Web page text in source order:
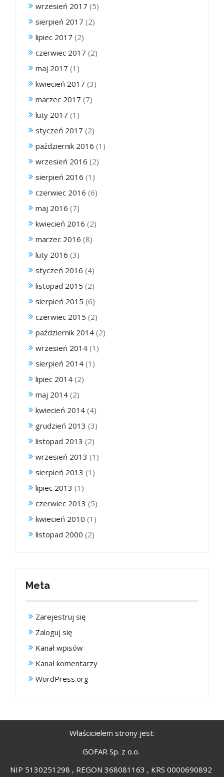
wrzesień 2017 (5)
sierpień 2017 (2)
lipiec 2017 (2)
czerwiec 2017 (2)
maj 2017 (1)
kwiecień 2017 (3)
marzec 2017 (7)
luty 2017 (1)
styczeń 2017 (2)
październik 2016 (1)
wrzesień 2016 (2)
sierpień 2016 (1)
czerwiec 2016 (6)
maj 2016 (7)
kwiecień 2016 (2)
marzec 2016 (8)
luty 2016 (3)
styczeń 2016 (4)
listopad 2015 (2)
sierpień 2015 (6)
czerwiec 2015 (2)
październik 2014 (2)
wrzesień 2014 (1)
sierpień 2014 (1)
lipiec 2014 (2)
maj 2014 (2)
kwiecień 2014 (4)
grudzień 2013 (3)
listopad 2013 (2)
wrzesień 2013 (1)
sierpień 2013 (1)
lipiec 2013 (1)
czerwiec 2013 (5)
kwiecień 2010 (1)
listopad 2000 (2)
Meta
Zarejestruj się
Zaloguj się
Kanał wpisów
Kanał komentarzy
WordPress.org
Właścicielem strony jest:
GOFAR Sp. z o.o.
NIP 5130251298 , REGON 368081163 , KRS 0000690892